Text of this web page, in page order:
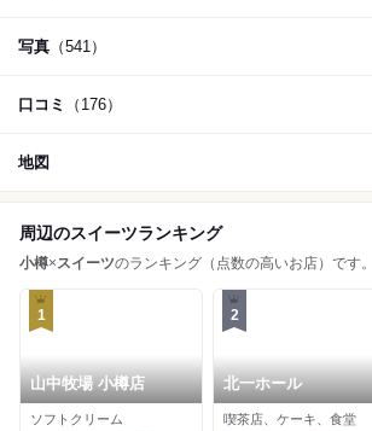
写真 （541）
口コミ （176）
地図
周辺のスイーツランキング
小樽×スイーツのランキング（点数の高いお店）です。
1
山中牧場 小樽店
ソフトクリーム
2
北一ホール
喫茶店、ケーキ、食堂